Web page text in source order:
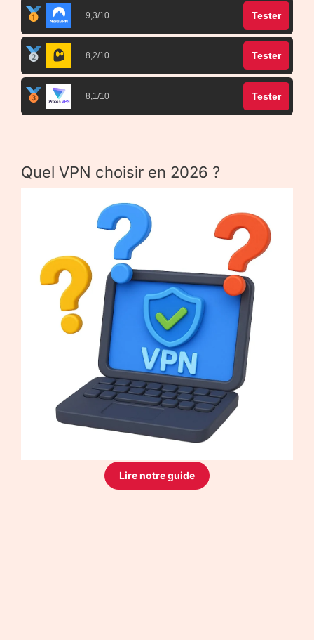
9,3/10 Tester
8,2/10 Tester
8,1/10 Tester
Quel VPN choisir en 2026 ?
Lire notre guide